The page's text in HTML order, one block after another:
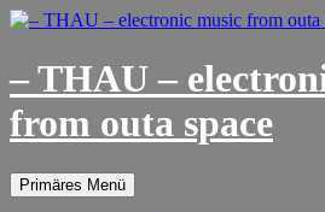
– THAU –
from outa space
Suchen
Primäres Menü